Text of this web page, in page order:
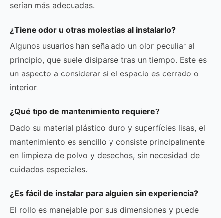
serían más adecuadas.
¿Tiene odor u otras molestias al instalarlo?
Algunos usuarios han señalado un olor peculiar al
principio, que suele disiparse tras un tiempo. Este es
un aspecto a considerar si el espacio es cerrado o
interior.
¿Qué tipo de mantenimiento requiere?
Dado su material plástico duro y superfícies lisas, el
mantenimiento es sencillo y consiste principalmente
en limpieza de polvo y desechos, sin necesidad de
cuidados especiales.
¿Es fácil de instalar para alguien sin experiencia?
El rollo es manejable por sus dimensiones y puede